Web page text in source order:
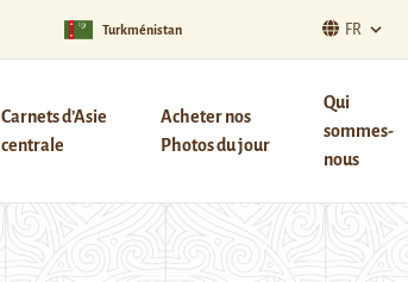
Turkménistan FR
Carnets d’Asie
centrale
Acheter nos
Photos du jour
Qui
sommes-
nous